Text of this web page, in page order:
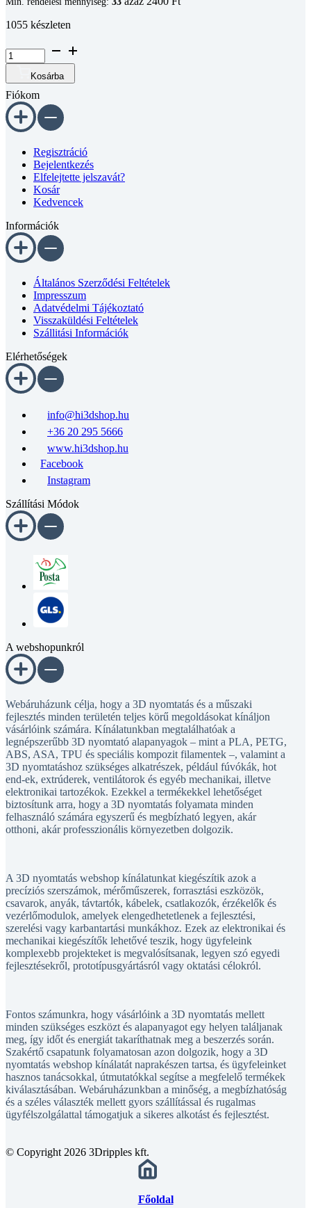
1055 készleten
Félgömbfejű
belső
kulcsnyílású
csavar
peremmel
DIN
7380-
FL
M5x14
mennyiség
Kosárba
Fiókom
Regisztráció
Bejelentkezés
Elfelejtette jelszavát?
Kosár
Kedvencek
Információk
Általános Szerződési Feltételek
Impresszum
Adatvédelmi Tájékoztató
Visszaküldési Feltételek
Szállitási Információk
Elérhetőségek
info@hi3dshop.hu
+36 20 295 5666
www.hi3dshop.hu
Facebook
Instagram
Szállítási Módok
A webshopunkról
Webáruházunk célja, hogy a 3D nyomtatás és a műszaki
fejlesztés minden területén teljes körű megoldásokat kínáljon
vásárlóink számára. Kínálatunkban megtalálhatóak a
legnépszerűbb 3D nyomtató alapanyagok – mint a PLA, PETG,
ABS, ASA, TPU és speciális kompozit filamentek –, valamint a
3D nyomtatáshoz szükséges alkatrészek, például fúvókák, hot
end-ek, extrúderek, ventilátorok és egyéb mechanikai, illetve
elektronikai tartozékok. Ezekkel a termékekkel lehetőséget
biztosítunk arra, hogy a 3D nyomtatás folyamata minden
felhasználó számára egyszerű és megbízható legyen, akár
otthoni, akár professzionális környezetben dolgozik.
A 3D nyomtatás webshop kínálatunkat kiegészítik azok a
precíziós szerszámok, mérőműszerek, forrasztási eszközök,
csavarok, anyák, távtartók, kábelek, csatlakozók, érzékelők és
vezérlőmodulok, amelyek elengedhetetlenek a fejlesztési,
szerelési vagy karbantartási munkákhoz. Ezek az elektronikai és
mechanikai kiegészítők lehetővé teszik, hogy ügyfeleink
komplexebb projekteket is megvalósítsanak, legyen szó egyedi
fejlesztésekről, prototípusgyártásról vagy oktatási célokról.
Fontos számunkra, hogy vásárlóink a 3D nyomtatás mellett
minden szükséges eszközt és alapanyagot egy helyen találjanak
meg, így időt és energiát takaríthatnak meg a beszerzés során.
Szakértő csapatunk folyamatosan azon dolgozik, hogy a 3D
nyomtatás webshop kínálatát naprakészen tartsa, és ügyfeleinket
hasznos tanácsokkal, útmutatókkal segítse a megfelelő termékek
kiválasztásában. Webáruházunkban a minőség, a megbízhatóság
és a széles választék mellett gyors szállítással és rugalmas
ügyfélszolgálattal támogatjuk a sikeres alkotást és fejlesztést.
© Copyright 2026 3Dripples kft.
Főoldal